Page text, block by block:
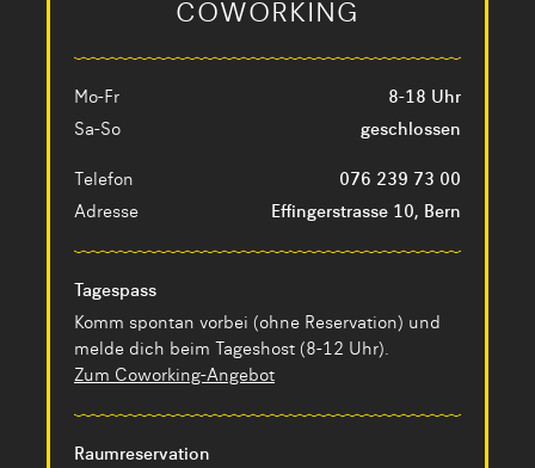
COWORKING
Mo-Fr
8-18 Uhr
Sa-So
geschlossen
Telefon
076 239 73 00
Adresse
Effingerstrasse 10, Bern
Tagespass
Komm spontan vorbei (ohne Reservation) und
melde dich beim Tageshost (8-12 Uhr).
Zum Coworking-Angebot
Raumreservation